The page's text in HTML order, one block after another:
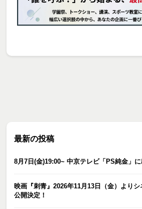
最新の投稿
8月7日(金)19:00~ 中京テレビ「PS純金」に
映画『刺青』2026年11月13日（金）より
公開決定！